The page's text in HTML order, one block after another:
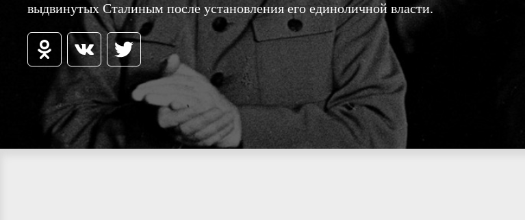
выдвинутых Сталиным после установления его единоличной власти.